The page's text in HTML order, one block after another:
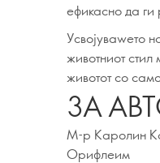
ефикасно да
Усвојуваwето
животниот
животот со
ЗА
М-р Каролин
Орифлеим